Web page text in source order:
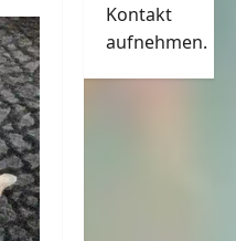
Kontakt
aufnehmen.